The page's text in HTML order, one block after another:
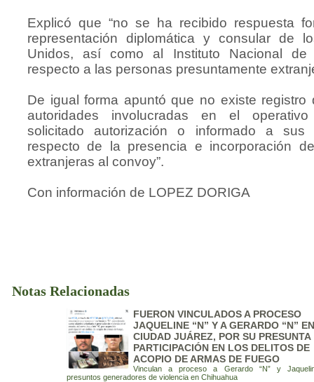
Explicó que “no se ha recibido respuesta
representación diplomática y consular de
Unidos, así como al Instituto Nacional de
respecto a las personas presuntamente
De igual forma apuntó que no existe registro
autoridades involucradas en el operativo
solicitado autorización o informado a sus
respecto de la presencia e incorporación
extranjeras al convoy”.
Con información de LOPEZ DORIGA
Notas Relacionadas
FUERON VINCULADOS A PROCESO
JAQUELINE “N” Y A GERARDO “N” EN
CIUDAD JUÁREZ, POR SU PRESUNTA
PARTICIPACIÓN EN LOS DELITOS DE
ACOPIO DE ARMAS DE FUEGO
Vinculan a proceso a Gerardo “N” y
presuntos generadores de violencia en Chihuahua